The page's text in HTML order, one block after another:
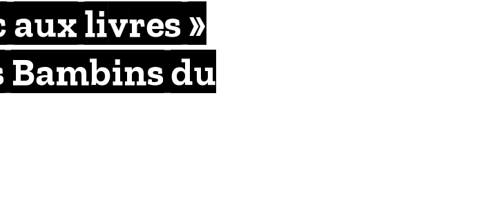
livres »
Bambins du